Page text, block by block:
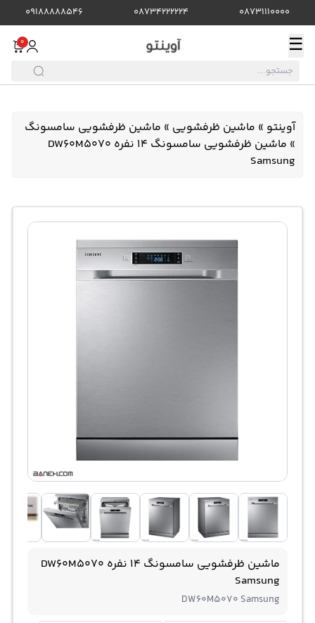
08731110000
08734222224
09188888546
☰
0
آوینتو » ماشین ظرفشویی » ماشین ظرفشویی سامسونگ
»
ماشین ظرفشویی سامسونگ 14 نفره DW60M5070
Samsung
ماشین ظرفشویی سامسونگ 14 نفره DW60M5070
Samsung
DW60M5070 Samsung